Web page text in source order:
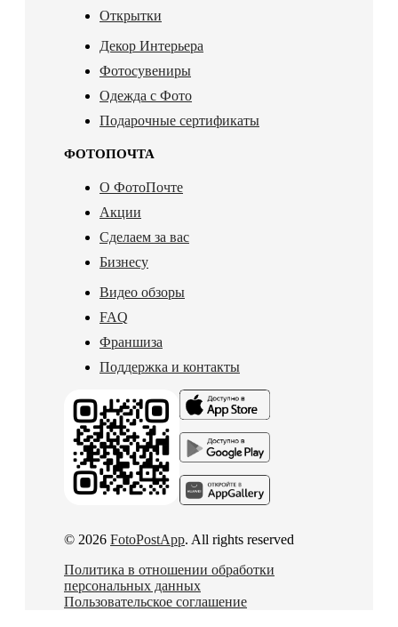
Открытки
Декор Интерьера
Фотосувениры
Одежда с Фото
Подарочные сертификаты
ФОТОПОЧТА
О ФотоПочте
Акции
Сделаем за вас
Бизнесу
Видео обзоры
FAQ
Франшиза
Поддержка и контакты
© 2026 FotoPostApp. All rights reserved
Политика в отношении обработки
персональных данных
Пользовательское соглашение